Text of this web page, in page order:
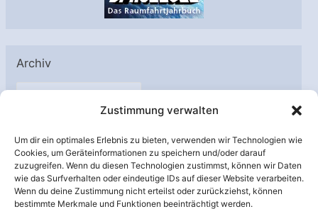
Zustimmung verwalten
Um dir ein optimales Erlebnis zu bieten, verwenden wir Technologien wie
Cookies, um Geräteinformationen zu speichern und/oder darauf
zuzugreifen. Wenn du diesen Technologien zustimmst, können wir Daten
wie das Surfverhalten oder eindeutige IDs auf dieser Website verarbeiten.
Wenn du deine Zustimmung nicht erteilst oder zurückziehst, können
bestimmte Merkmale und Funktionen beeinträchtigt werden.
Archiv
A
h
i
v
Unterstützt von: